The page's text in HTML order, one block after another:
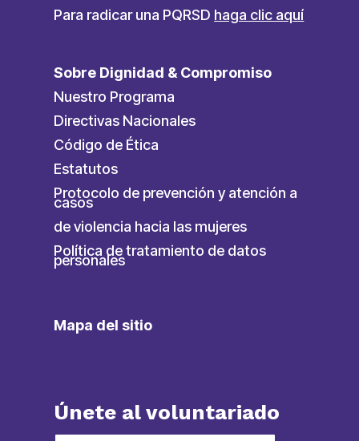
Para radicar una PQRSD haga clic aquí
Sobre Dignidad & Compromiso
Nuestro Programa
Directivas Nacionales
Código de Ética
Estatutos
Protocolo de prevención y atención a
casos
de violencia hacia las mujeres
Política de tratamiento de datos
personales
Mapa del sitio
Únete al voluntariado